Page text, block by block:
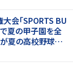
会「SPORTS BU
で夏の甲子園を全
夏の高校野球を
番組 「応援甲子